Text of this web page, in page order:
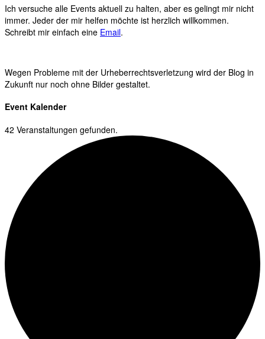
Ich versuche alle Events aktuell zu halten, aber es gelingt mir nicht
immer. Jeder der mir helfen möchte ist herzlich willkommen.
Schreibt mir einfach eine Email.
Wegen Probleme mit der Urheberrechtsverletzung wird der Blog in
Zukunft nur noch ohne Bilder gestaltet.
Event Kalender
42 Veranstaltungen gefunden.